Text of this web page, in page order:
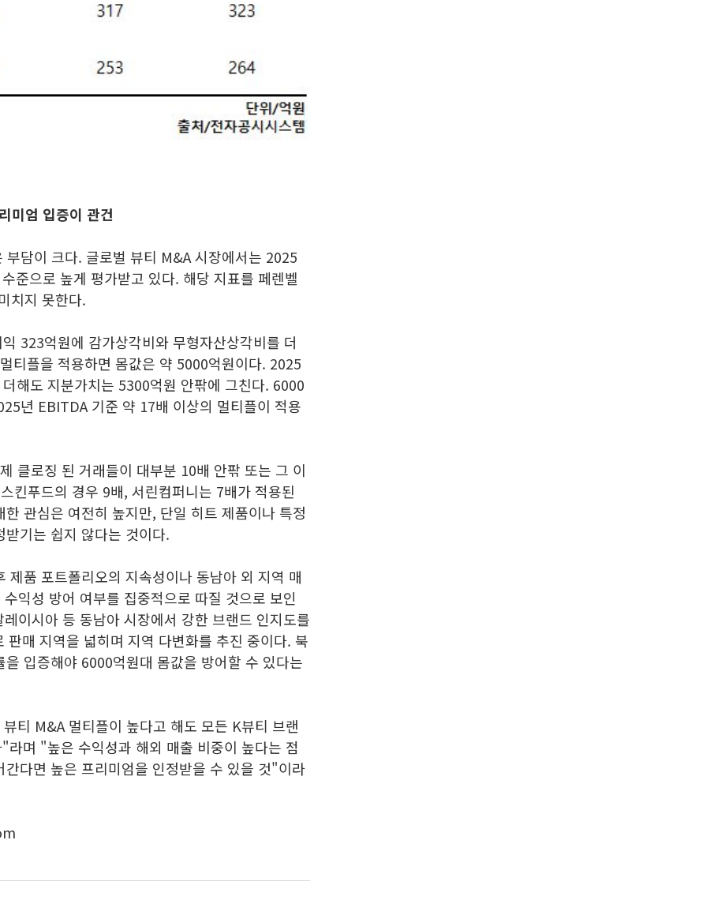
미엄 입증이 관건
담이 크다. 글로벌 뷰티 M&A 시장에서는 2025
준으로 높게 평가받고 있다. 해당 지표를 페렌벨
치지 못한다.
323억원에 감가상각비와 무형자산상각비를 더
티플을 적용하면 몸값은 약 5000억원이다. 2025
해도 지분가치는 5300억원 안팎에 그친다. 6000
년 EBITDA 기준 약 17배 이상의 멀티플이 적용
클로징 된 거래들이 대부분 10배 안팎 또는 그 이
킨푸드의 경우 9배, 서린컴퍼니는 7배가 적용된
관심은 여전히 높지만, 단일 히트 제품이나 특정
기는 쉽지 않다는 것이다.
제품 포트폴리오의 지속성이나 동남아 외 지역 매
익성 방어 여부를 집중적으로 따질 것으로 보인
이시아 등 동남아 시장에서 강한 브랜드 인지도를
매 지역을 넓히며 지역 다변화를 추진 중이다. 북
을 입증해야 6000억원대 몸값을 방어할 수 있다는
티 M&A 멀티플이 높다고 해도 모든 K뷰티 브랜
라며 "높은 수익성과 해외 매출 비중이 높다는 점
다면 높은 프리미엄을 인정받을 수 있을 것"이라